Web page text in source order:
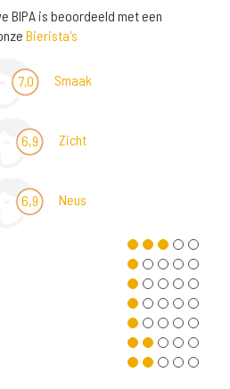
BIPA is beoordeeld met een
Bierista's
7,0 Smaak
6,9 Zicht
6,9 Neus